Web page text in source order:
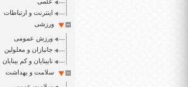
اینترنت و ارتباطات
ورزشی
ورزش عمومی
جانبازان و معلولین
نابینایان و کم بینایان
سلامت و بهداشت